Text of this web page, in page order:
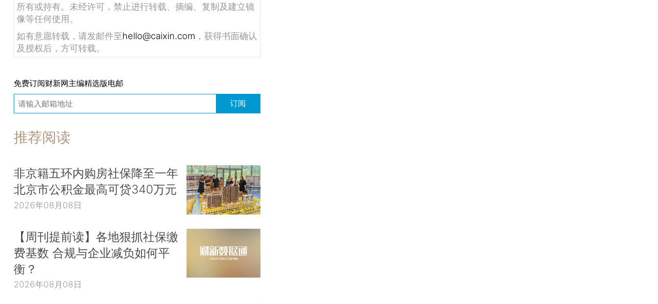
所有或持有。未经许可，禁止进行转载、摘编、复制及建立镜
像等任何使用。
如有意愿转载，请发邮件至hello@caixin.com ，获得书面确认
及授权后，方可转载。
免费订阅财新网主编精选版电邮
订阅
推荐阅读
非京籍五环内购房社保降至一年
北京市公积金最高可贷340万元
2026年08月08日
【周刊提前读】各地狠抓社保缴
费基数 合规与企业减负如何平
衡？
2026年08月08日